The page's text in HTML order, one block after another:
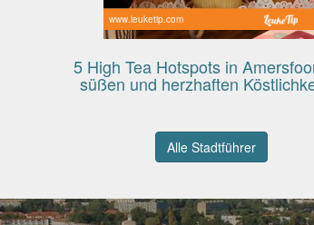
www.leuketip.com
5 High Tea Hotspots in
süßen und herzhaften
Alle Stadtführer